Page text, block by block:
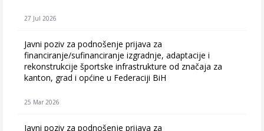
27 Jul 2026
Javni poziv za podnošenje prijava za
financiranje/sufinanciranje izgradnje, adaptacije i
rekonstrukcije športske infrastrukture od značaja za
kanton, grad i općine u Federaciji BiH
25 Mar 2026
Javni poziv za podnošenje prijava za